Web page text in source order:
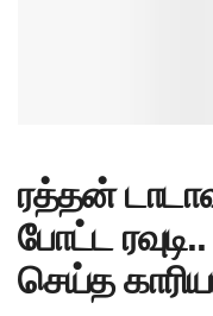
ரத்தன்
போட்ட
செய்த